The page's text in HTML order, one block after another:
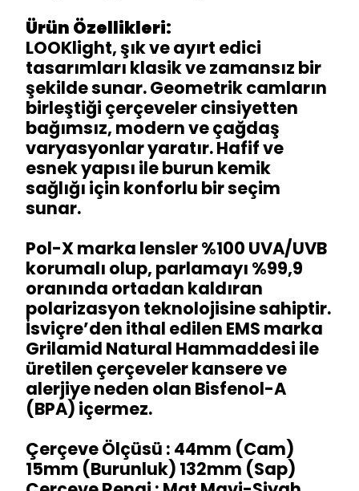
Ürün Özellikleri:
LOOKlight, şık ve ayırt edici
tasarımları klasik ve zamansız bir
şekilde sunar. Geometrik camların
birleştiği çerçeveler cinsiyetten
bağımsız, modern ve çağdaş
varyasyonlar yaratır. Hafif ve
esnek yapısı ile burun kemik
sağlığı için konforlu bir seçim
sunar.
Pol-X marka lensler %100 UVA/UVB
korumalı olup, parlamayı %99,9
oranında ortadan kaldıran
polarizasyon teknolojisine sahiptir.
İsviçre’den ithal edilen EMS marka
Grilamid Natural Hammaddesi ile
üretilen çerçeveler kansere ve
alerjiye neden olan Bisfenol-A
(BPA) içermez.
Çerçeve Ölçüsü : 44mm (Cam)
15mm (Burunluk) 132mm (Sap)